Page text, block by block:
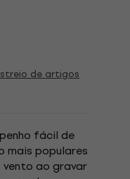
de artigos
fácil de
mais populares
vento ao gravar